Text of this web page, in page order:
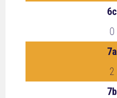
6c
0
7a
2
7b